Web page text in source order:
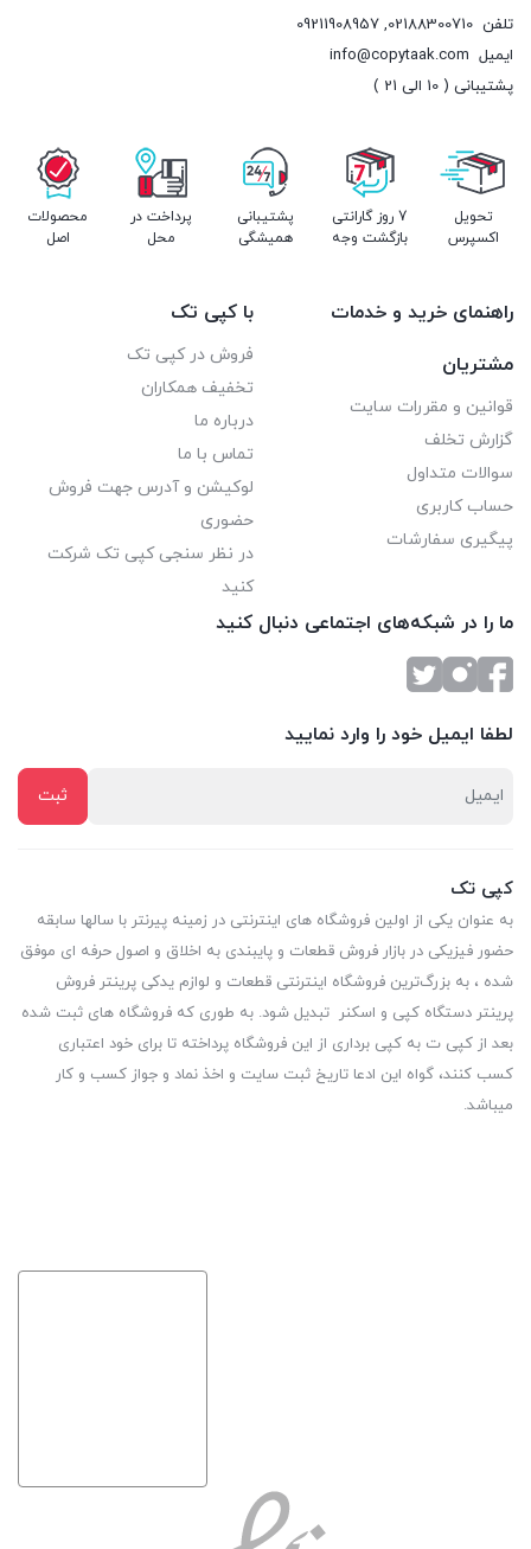
تلفن 02188300710
,
09211908957
ایمیل info@copytaak.com
پشتیبانی ( 10 الی 21 )
تحویل
اکسپرس
7 روز گارانتی
بازگشت وجه
پشتیبانی
همیشگی
پرداخت در
محل
محصولات
اصل
راهنمای خرید و خدمات
مشتریان
قوانین و مقررات سایت
گزارش تخلف
سوالات متداول
حساب کاربری
پیگیری سفارشات
با کپی تک
فروش در کپی تک
تخفیف همکاران
درباره ما
تماس با ما
لوکیشن و آدرس جهت فروش
حضوری
در نظر سنجی کپی تک شرکت
کنید
ما را در شبکه‌های اجتماعی دنبال کنید
لطفا ایمیل خود را وارد نمایید
کپی تک
به عنوان یکی از اولین فروشگاه های اینترنتی در زمینه پیرنتر با سالها سابقه
حضور فیزیکی در بازار فروش قطعات و پایبندی به اخلاق و اصول حرفه ای موفق
شده ، به بزرگ‌ترین فروشگاه اینترنتی قطعات و لوازم یدکی پرینتر فروش
پرینتر دستگاه کپی و اسکنر تبدیل شود. به طوری که فروشگاه های ثبت شده
بعد از کپی ت به کپی برداری از این فروشگاه پرداخته تا برای خود اعتباری
کسب کنند، گواه این ادعا تاریخ ثبت سایت و اخذ نماد و جواز کسب و کار
میباشد.